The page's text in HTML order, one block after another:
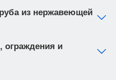
из нержавеющей
и